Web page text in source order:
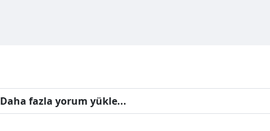
Daha fazla yorum yükle...